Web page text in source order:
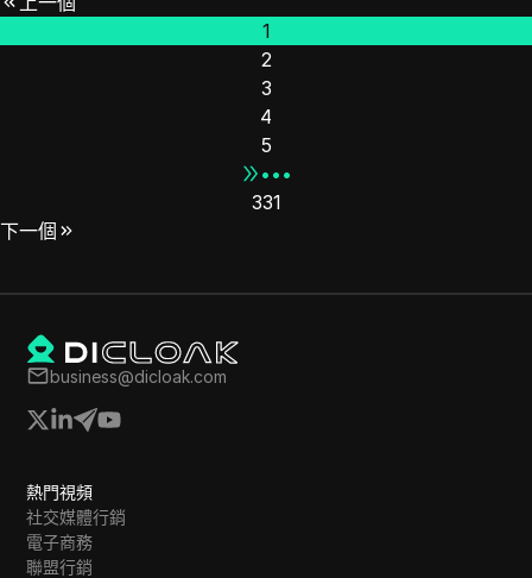
1
2
3
4
5
•••
331
下一個
business@dicloak.com
熱門視頻
社交媒體行銷
電子商務
聯盟行銷